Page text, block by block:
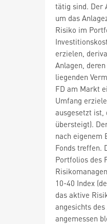
tätig sind. Der
um das
Risiko im
erzielen,
Anlagen,
liegenden
FD am Markt
Umfang
ausgesetzt ist,
übersteigt).
nach eigenem
Fonds treffen.
Portfolios des
10-40 Index
das aktive
angesichts
angemessen